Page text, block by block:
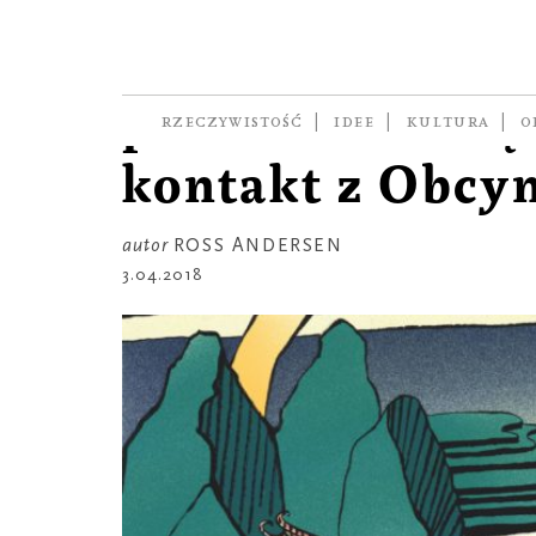
RZECZYWISTOŚĆ IDEE KULTURA
pierwsze
kontakt z
autor ROSS ANDERSEN
3.04.2018